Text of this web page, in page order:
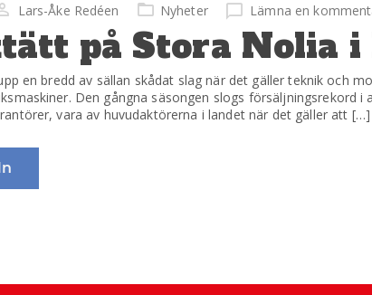
Lars-Åke Redéen Nyheter Lämna en
på Stora Nolia i
en bredd av sällan skådat slag när det gäller teknik och
Den gångna säsongen slogs försäljningsrekord
vara av huvudaktörerna i landet när det gäller att […]